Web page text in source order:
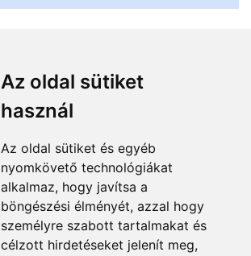
Az oldal sütiket
használ
Az oldal sütiket és egyéb
nyomkövető technológiákat
alkalmaz, hogy javítsa a
böngészési élményét, azzal hogy
személyre szabott tartalmakat és
célzott hirdetéseket jelenít meg,
Vásárlás folytatása
Elfogadott fizetési módok